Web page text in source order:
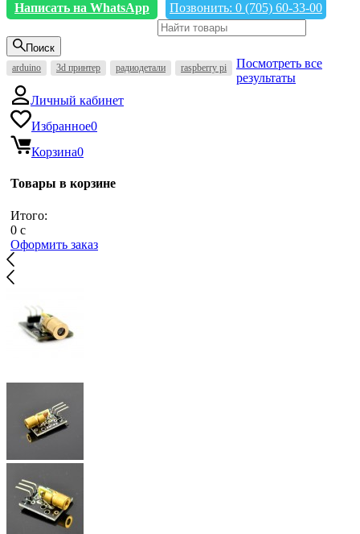
Написать на WhatsApp
Позвонить: 0 (705) 60-33-00
Поиск
arduino 3d принтер радиодетали raspberry pi
Посмотреть все
результаты
Личный кабинет
Избранное0
Корзина0
Товары в корзине
Итого:
0 c
Оформить заказ